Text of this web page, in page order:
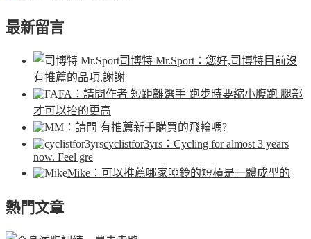
最新留言
司博特 Mr.Sport ：您好,司博特目前沒
有推薦的品項,謝謝
FA ：請問作者 短距離選手 跑步時要縮小腹跑 腿部
才可以抬的更高
M ：請問 有推薦新手購買的飛輪嗎?
cyclistfor3yrs ：Cycling for almost 3 years
now. Feel gre
Mike ：可以推薦哪家啞鈴的短槓是一體成型的
熱門文章